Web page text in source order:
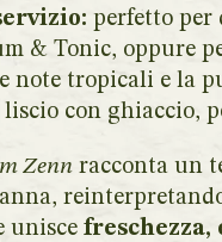
perfetto per
& Tonic, oppure
note tropicali e la
liscio con ghiaccio,
Zenn racconta un
unisce freschezza,